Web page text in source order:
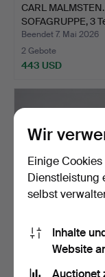
CARL MALMSTEN.
SOFAGRUPPE, 3
"Samsa…
Beendet 7. Mai 2026
2 Gebote
443 USD
SOFA, dreisitzig,
Sofacompany,
Wir
Einige
Dienstleistung
selbst
Inhalte
Website
Auctionet